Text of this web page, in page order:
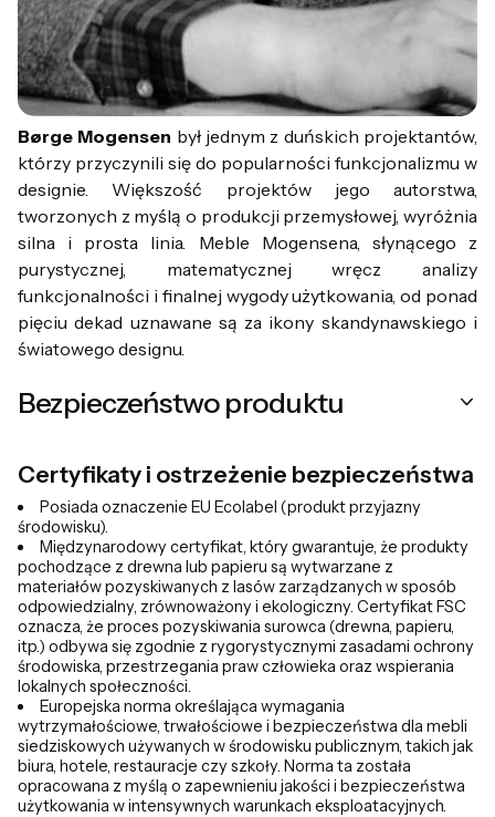
Børge Mogensen był jednym z duńskich projektantów,
którzy przyczynili się do popularności funkcjonalizmu w
designie. Większość projektów jego autorstwa,
tworzonych z myślą o produkcji przemysłowej, wyróżnia
silna i prosta linia. Meble Mogensena, słynącego z
purystycznej, matematycznej wręcz analizy
funkcjonalności i finalnej wygody użytkowania, od ponad
pięciu dekad uznawane są za ikony skandynawskiego i
światowego designu.
Bezpieczeństwo produktu
Certyfikaty i ostrzeżenie bezpieczeństwa
Posiada oznaczenie EU Ecolabel (produkt przyjazny
środowisku).
Międzynarodowy certyfikat, który gwarantuje, że produkty
pochodzące z drewna lub papieru są wytwarzane z
materiałów pozyskiwanych z lasów zarządzanych w sposób
odpowiedzialny, zrównoważony i ekologiczny. Certyfikat FSC
oznacza, że proces pozyskiwania surowca (drewna, papieru,
itp.) odbywa się zgodnie z rygorystycznymi zasadami ochrony
środowiska, przestrzegania praw człowieka oraz wspierania
lokalnych społeczności.
Europejska norma określająca wymagania
wytrzymałościowe, trwałościowe i bezpieczeństwa dla mebli
siedziskowych używanych w środowisku publicznym, takich jak
biura, hotele, restauracje czy szkoły. Norma ta została
opracowana z myślą o zapewnieniu jakości i bezpieczeństwa
użytkowania w intensywnych warunkach eksploatacyjnych.